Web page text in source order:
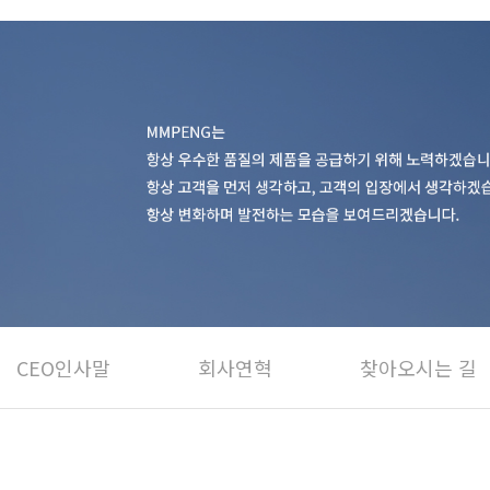
CEO인사말 회사연혁 찾아오시는 길